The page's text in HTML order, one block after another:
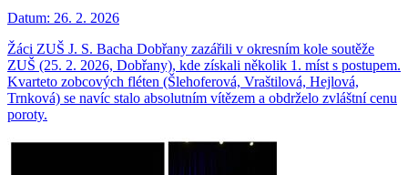
Datum: 26. 2. 2026
Žáci ZUŠ J. S. Bacha Dobřany zazářili v okresním kole soutěže
ZUŠ (25. 2. 2026, Dobřany), kde získali několik 1. míst s postupem.
Kvarteto zobcových fléten (Šlehoferová, Vraštilová, Hejlová,
Trnková) se navíc stalo absolutním vítězem a obdrželo zvláštní cenu
poroty.